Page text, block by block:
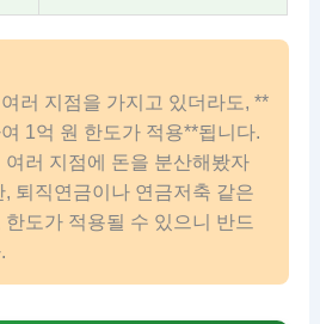
러 지점을 가지고 있더라도, **
1억 원 한도가 적용**됩니다.
러 지점에 돈을 분산해봤자
퇴직연금이나 연금저축 같은
도가 적용될 수 있으니 반드